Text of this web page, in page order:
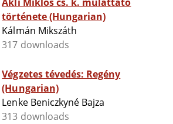
története (Hungarian)
Kálmán Mikszáth
317 downloads
Végzetes tévedés: Regény
(Hungarian)
Lenke Beniczkyné Bajza
313 downloads